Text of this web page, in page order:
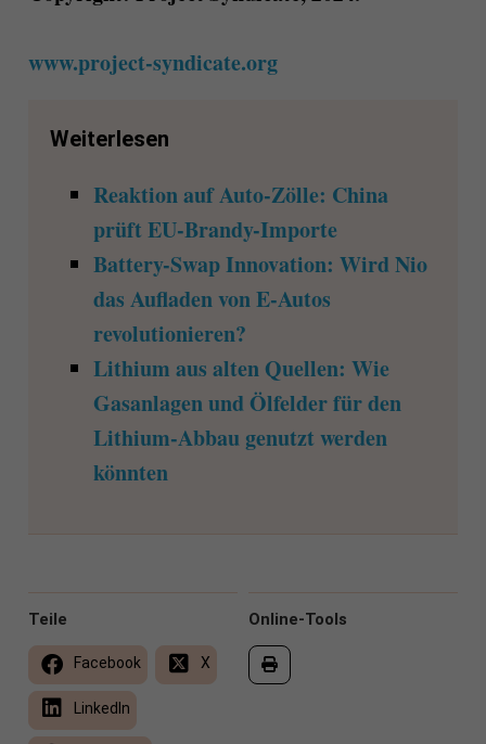
www.project-syndicate.org
Weiterlesen
Reaktion auf Auto-Zölle: China
prüft EU-Brandy-Importe
Battery-Swap Innovation: Wird Nio
das Aufladen von E-Autos
revolutionieren?
Lithium aus alten Quellen: Wie
Gasanlagen und Ölfelder für den
Lithium-Abbau genutzt werden
könnten
Online-Tools
Teile
Facebook X
LinkedIn